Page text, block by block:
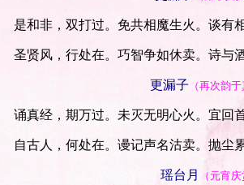
是和非，双打过。免共相魔生火。谈有
圣贤风，行处在。巧智争如休卖。诗与
更漏子（再次韵于
诵真经，期万过。未灭无明心火。宜回
自古人，何处在。谩记声名沽卖。抛尘
瑶台月 （元宵